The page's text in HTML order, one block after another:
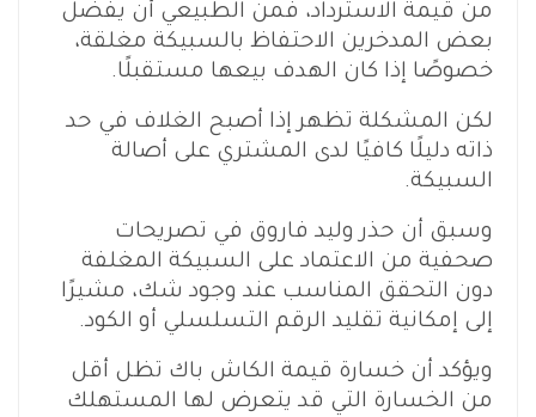
من قيمة الاسترداد، فمن الطبيعي أن يفضل
بعض المدخرين الاحتفاظ بالسبيكة مغلقة،
خصوصًا إذا كان الهدف بيعها مستقبلًا.
لكن المشكلة تظهر إذا أصبح الغلاف في حد
ذاته دليلًا كافيًا لدى المشتري على أصالة
السبيكة.
وسبق أن حذر وليد فاروق في تصريحات
صحفية من الاعتماد على السبيكة المغلفة
دون التحقق المناسب عند وجود شك، مشيرًا
إلى إمكانية تقليد الرقم التسلسلي أو الكود.
ويؤكد أن خسارة قيمة الكاش باك تظل أقل
من الخسارة التي قد يتعرض لها المستهلك